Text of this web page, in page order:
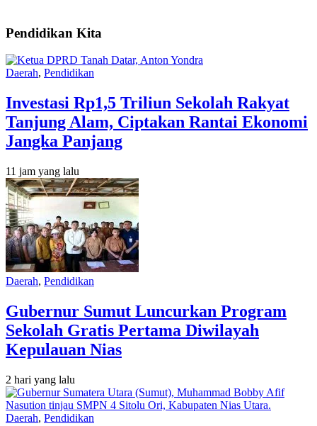
Pendidikan Kita
Daerah, Pendidikan
Investasi Rp1,5 Triliun Sekolah Rakyat
Tanjung Alam, Ciptakan Rantai Ekonomi
Jangka Panjang
11 jam yang lalu
Daerah, Pendidikan
Gubernur Sumut Luncurkan Program
Sekolah Gratis Pertama Diwilayah
Kepulauan Nias
2 hari yang lalu
Daerah, Pendidikan